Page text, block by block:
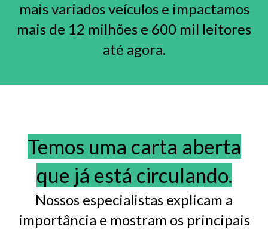
mais variados veículos e impactamos
mais de 12 milhões e 600 mil leitores
até agora.
Temos uma carta aberta
que já está circulando.
Nossos especialistas explicam a
importância e mostram os principais